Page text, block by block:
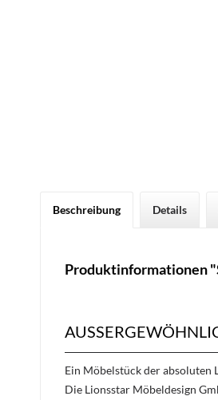
Beschreibung Details
Produktinformationen
Ein Möbelstück der absoluten
Die Lionsstar Möbeldesign